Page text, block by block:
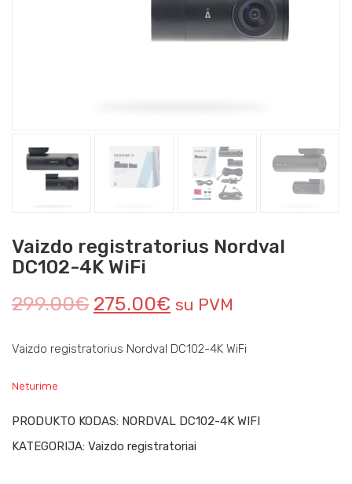
Vaizdo registratorius Nordval
DC102-4K WiFi
299.00€ 275.00€ su PVM
Vaizdo registratorius Nordval DC102-4K WiFi
Neturime
PRODUKTO KODAS: NORDVAL DC102-4K WIFI
KATEGORIJA: Vaizdo registratoriai